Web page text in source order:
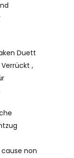
Duett
,
non